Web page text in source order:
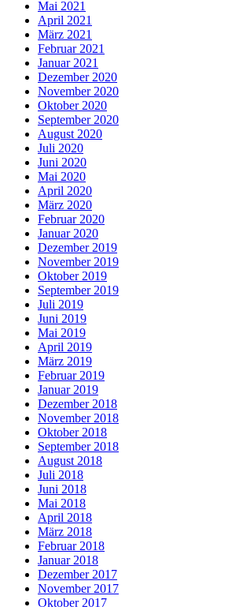
Mai 2021
April 2021
März 2021
Februar 2021
Januar 2021
Dezember 2020
November 2020
Oktober 2020
September 2020
August 2020
Juli 2020
Juni 2020
Mai 2020
April 2020
März 2020
Februar 2020
Januar 2020
Dezember 2019
November 2019
Oktober 2019
September 2019
Juli 2019
Juni 2019
Mai 2019
April 2019
März 2019
Februar 2019
Januar 2019
Dezember 2018
November 2018
Oktober 2018
September 2018
August 2018
Juli 2018
Juni 2018
Mai 2018
April 2018
März 2018
Februar 2018
Januar 2018
Dezember 2017
November 2017
Oktober 2017